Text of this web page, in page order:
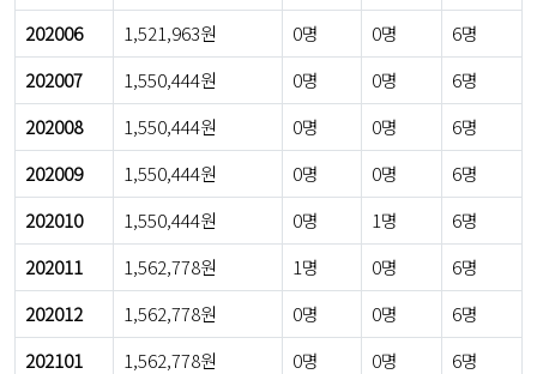
202006
1,521,963원 0명 0명
6명
202007
1,550,444원 0명 0명
6명
202008
1,550,444원 0명 0명
6명
202009
1,550,444원 0명 0명
6명
202010
1,550,444원 0명 1명
6명
202011
1,562,778원 1명 0명
6명
202012
1,562,778원 0명 0명
6명
202101
1,562,778원 0명 0명
6명